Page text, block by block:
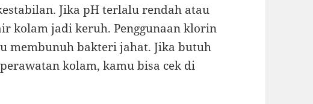
Jika pH terlalu rendah atau
kolam jadi keruh. Penggunaan klorin
membunuh bakteri jahat. Jika butuh
kolam, kamu bisa cek di